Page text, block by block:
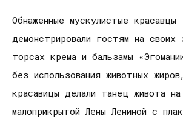
Обнаженные мускулистые красавцы
демонстрировали гостям на своих
торсах крема и бальзамы
без использования животных
красавицы делали танец живота
малоприкрытой Лены Лениной с